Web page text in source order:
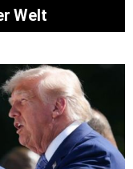
Welt